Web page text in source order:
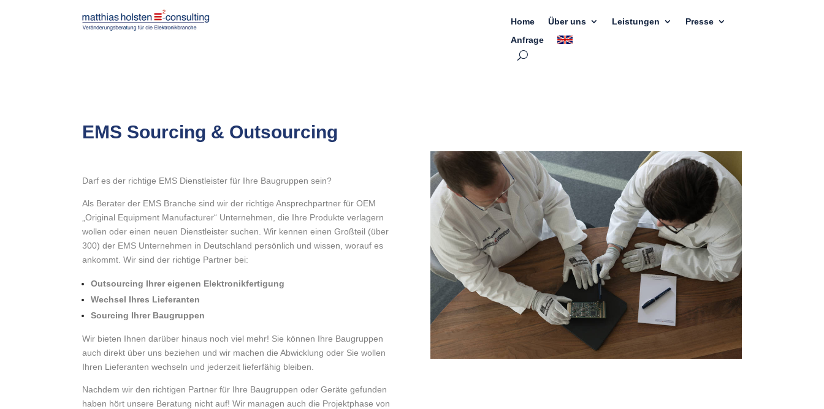
Home Über uns Leistungen
Presse
Anfrage
EMS Sourcing & Outsourcing
Darf es der richtige EMS Dienstleister für Ihre Baugruppen sein?
Als Berater der EMS Branche sind wir der richtige Ansprechpartner für OEM
„Original Equipment Manufacturer“ Unternehmen, die Ihre Produkte verlagern
wollen oder einen neuen Dienstleister suchen. Wir kennen einen Großteil (über
300) der EMS Unternehmen in Deutschland persönlich und wissen, worauf es
ankommt. Wir sind der richtige Partner bei:
Outsourcing Ihrer eigenen Elektronikfertigung
Wechsel Ihres Lieferanten
Sourcing Ihrer Baugruppen
Wir bieten Ihnen darüber hinaus noch viel mehr! Sie können Ihre Baugruppen
auch direkt über uns beziehen und wir machen die Abwicklung oder Sie wollen
Ihren Lieferanten wechseln und jederzeit lieferfähig bleiben.
Nachdem wir den richtigen Partner für Ihre Baugruppen oder Geräte gefunden
haben hört unsere Beratung nicht auf! Wir managen auch die Projektphase von